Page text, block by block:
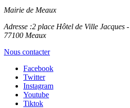
Mairie de Meaux
Adresse :2 place Hôtel de Ville Jacques
77100 Meaux
Nous contacter
Facebook
Twitter
Instagram
Youtube
Tiktok